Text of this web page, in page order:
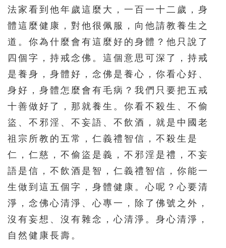
法家看到他年歲這麼大，一百一十二歲，身
體這麼健康，對他很佩服，向他請教養生之
道。你為什麼會有這麼好的身體？他只說了
四個字，持戒念佛。這個意思可深了，持戒
是養身，身體好，念佛是養心，你看心好、
身好，身體怎麼會有毛病？我們只要把五戒
十善做好了，那就養生。你看不殺生、不偷
盜、不邪淫、不妄語、不飲酒，就是中國老
祖宗所教的五常，仁義禮智信，不殺生是
仁，仁慈，不偷盜是義，不邪淫是禮，不妄
語是信，不飲酒是智，仁義禮智信，你能一
生做到這五個字，身體健康。心呢？心要清
淨，念佛心清淨、心專一，除了佛號之外，
沒有妄想、沒有雜念，心清淨。身心清淨，
自然健康長壽。